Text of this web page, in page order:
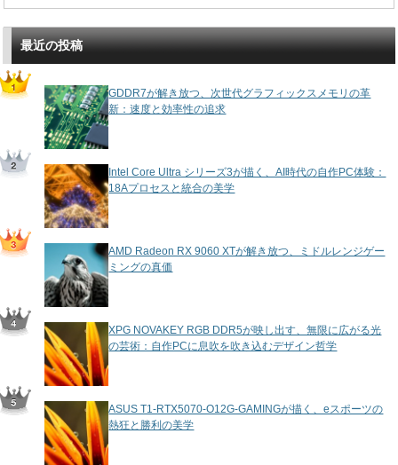
最近の投稿
GDDR7が解き放つ、次世代グラフィックスメモリの革
新：速度と効率性の追求
Intel Core Ultra シリーズ3が描く、AI時代の自作PC体験：
18Aプロセスと統合の美学
AMD Radeon RX 9060 XTが解き放つ、ミドルレンジゲー
ミングの真価
XPG NOVAKEY RGB DDR5が映し出す、無限に広がる光
の芸術：自作PCに息吹を吹き込むデザイン哲学
ASUS T1-RTX5070-O12G-GAMINGが描く、eスポーツの
熱狂と勝利の美学